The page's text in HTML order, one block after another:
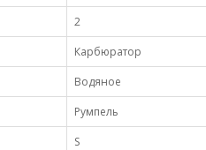
2
Карбюратор
Водяное
Румпель
S